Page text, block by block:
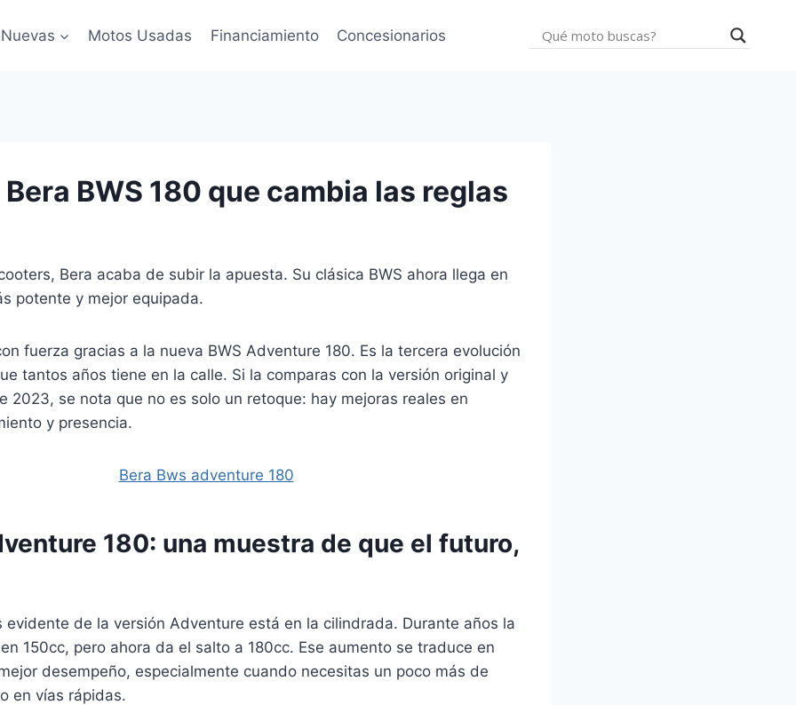
Motos Usadas Financiamiento Concesionarios
BWS 180 que cambia las reglas
Bera acaba de subir la apuesta. Su clásica BWS ahora llega en
potente y mejor equipada.
fuerza gracias a la nueva BWS Adventure 180. Es la tercera evolución
tantos años tiene en la calle. Si la comparas con la versión original y
2023, se nota que no es solo un retoque: hay mejoras reales en
y presencia.
180: una muestra de que el futuro,
evidente de la versión Adventure está en la cilindrada. Durante años la
150cc, pero ahora da el salto a 180cc. Ese aumento se traduce en
desempeño, especialmente cuando necesitas un poco más de
en vías rápidas.